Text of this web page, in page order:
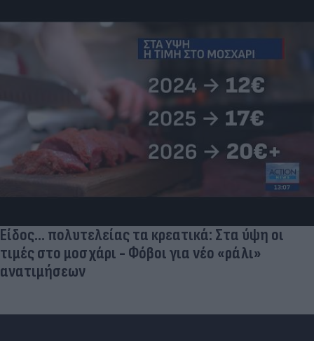
Είδος... πολυτελείας τα κρεατικά: Στα ύψη οι
τιμές στο μοσχάρι - Φόβοι για νέο «ράλι»
ανατιμήσεων